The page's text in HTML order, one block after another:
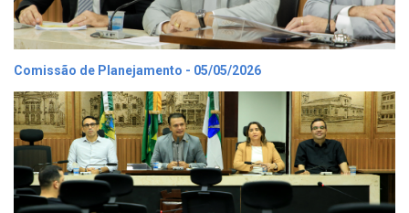
Comissão de Planejamento - 05/05/2026